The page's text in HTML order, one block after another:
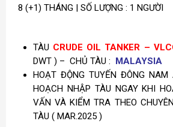
8 (+1) THÁNG | SỐ LƯỢNG : 1 NGƯỜI
TÀU CRUDE OIL TANKER –
DWT ) – CHỦ TÀU : MALAYSIA
HOẠT ĐỘNG TUYẾN ĐÔNG
HOẠCH NHẬP TÀU NGAY KHI
VẤN VÀ KIỂM TRA THEO
TÀU ( MAR.2025 )